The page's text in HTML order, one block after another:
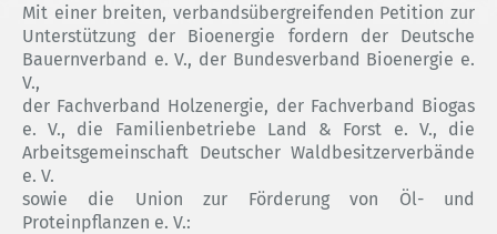
Mit einer breiten, verbandsübergreifenden Petition zur
Unterstützung der Bioenergie fordern der Deutsche
Bauernverband e. V., der Bundesverband Bioenergie e.
V.,
der Fachverband Holzenergie, der Fachverband Biogas
e. V., die Familienbetriebe Land & Forst e. V., die
Arbeitsgemeinschaft Deutscher Waldbesitzerverbände
e. V.
sowie die Union zur Förderung von Öl- und
Proteinpflanzen e. V.: